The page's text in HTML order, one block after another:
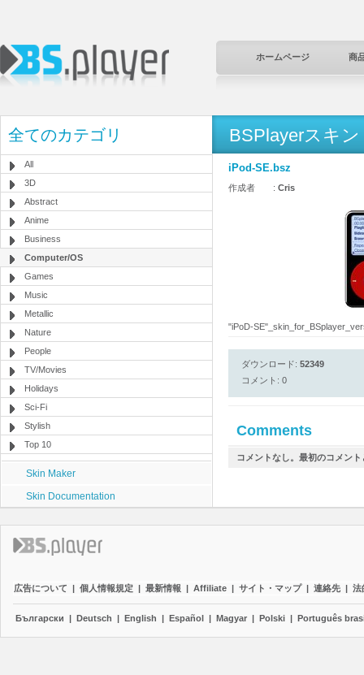
ホームページ 商
全てのカテゴリ
All
3D
Abstract
Anime
Business
Computer/OS
Games
Music
Metallic
Nature
People
TV/Movies
Holidays
Sci-Fi
Stylish
Top 10
Skin Maker
Skin Documentation
BSPlayerスキン
iPod-SE.bsz
作成者 : Cris
"iPoD-
ダウンロード: 52349
コメント: 0
Comments
コメントなし。最初のコメン
広告について | 個人情報規定 | 最新情報 | Affiliate | サイト・マップ | 連絡先 | 法
Български | Deutsch | English | Español | Magyar | Polski | Português